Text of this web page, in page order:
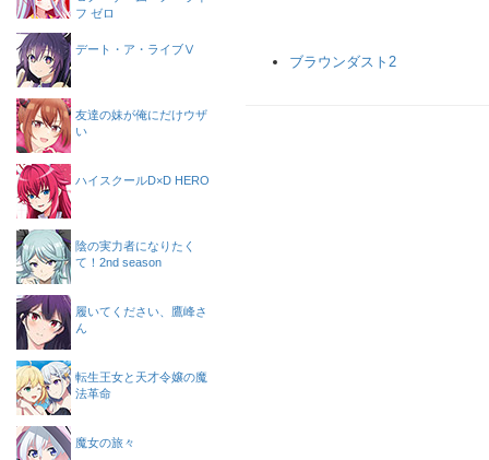
ブラウンダスト2
フ ゼロ
デート・ア・ライブⅤ
友達の妹が俺にだけウザ
い
ハイスクールD×D HERO
陰の実力者になりたく
て！2nd season
履いてください、鷹峰さ
ん
転生王女と天才令嬢の魔
法革命
魔女の旅々